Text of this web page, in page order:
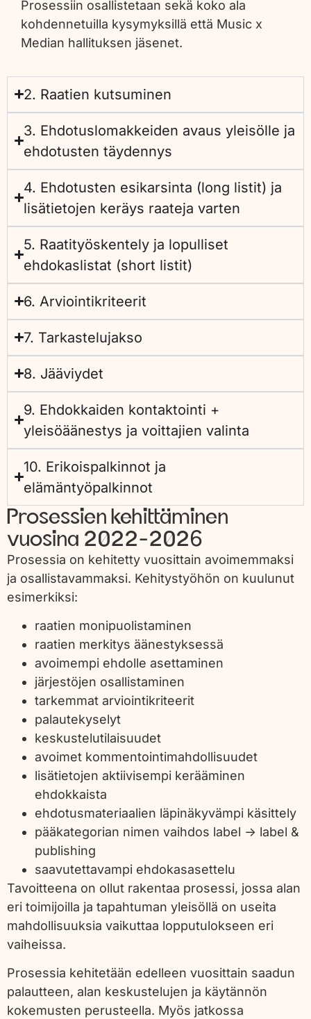
Prosessiin osallistetaan sekä koko ala
kohdennetuilla kysymyksillä että Music x
Median hallituksen jäsenet.
2. Raatien kutsuminen
3. Ehdotuslomakkeiden avaus yleisölle ja
ehdotusten täydennys
4. Ehdotusten esikarsinta (long listit) ja
lisätietojen keräys raateja varten
5. Raatityöskentely ja lopulliset
ehdokaslistat (short listit)
6. Arviointikriteerit
7. Tarkastelujakso
8. Jääviydet
9. Ehdokkaiden kontaktointi +
yleisöäänestys ja voittajien valinta
10. Erikoispalkinnot ja
elämäntyöpalkinnot
Prosessien kehittäminen
vuosina 2022-2026
Prosessia on kehitetty vuosittain avoimemmaksi
ja osallistavammaksi. Kehitystyöhön on kuulunut
esimerkiksi:
raatien monipuolistaminen
raatien merkitys äänestyksessä
avoimempi ehdolle asettaminen
järjestöjen osallistaminen
tarkemmat arviointikriteerit
palautekyselyt
keskustelutilaisuudet
avoimet kommentointimahdollisuudet
lisätietojen aktiivisempi kerääminen
ehdokkaista
ehdotusmateriaalien läpinäkyvämpi käsittely
pääkategorian nimen vaihdos label -> label &
publishing
saavutettavampi ehdokasasettelu
Tavoitteena on ollut rakentaa prosessi, jossa alan
eri toimijoilla ja tapahtuman yleisöllä on useita
mahdollisuuksia vaikuttaa lopputulokseen eri
vaiheissa.
Prosessia kehitetään edelleen vuosittain saadun
palautteen, alan keskustelujen ja käytännön
kokemusten perusteella. Myös jatkossa